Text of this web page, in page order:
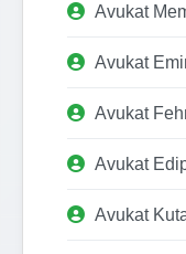
Avukat
Avukat
Avukat
Avukat
Avukat